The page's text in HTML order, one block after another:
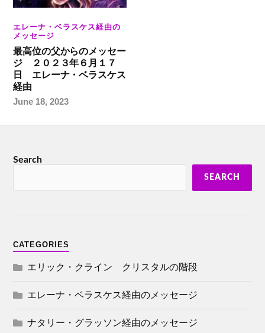
エレーナ・ベラスケス経由の
メッセージ
最高位の父からのメッセー
ジ ２０２３年６月１７
日 エレーナ・ベラスケス
経由
June 18, 2023
Search
SEARCH
CATEGORIES
エリック・クライン クリスタルの階段
エレーナ・ベラスケス経由のメッセージ
ナタリー・グラッソン経由のメッセージ